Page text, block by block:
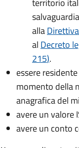
territorio
alla
al Decreto
215).
essere
momento della
anagrafica del
avere un valore
avere un conto